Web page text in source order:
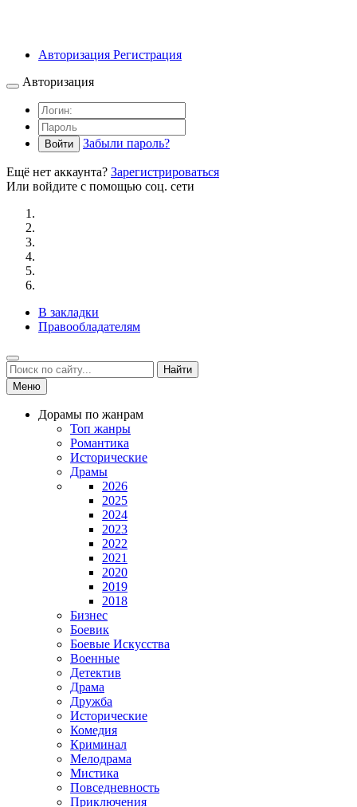
Авторизация Регистрация
Авторизация
Войти Забыли пароль?
Ещё нет аккаунта? Зарегистрироваться
Или войдите с помощью соц. сети
В закладки
Правообладателям
Найти
Меню
Дорамы по жанрам
Топ жанры
Романтика
Исторические
Драмы
2026
2025
2024
2023
2022
2021
2020
2019
2018
Бизнес
Боевик
Боевые Искусства
Военные
Детектив
Драма
Дружба
Исторические
Комедия
Криминал
Мелодрама
Мистика
Повседневность
Приключения